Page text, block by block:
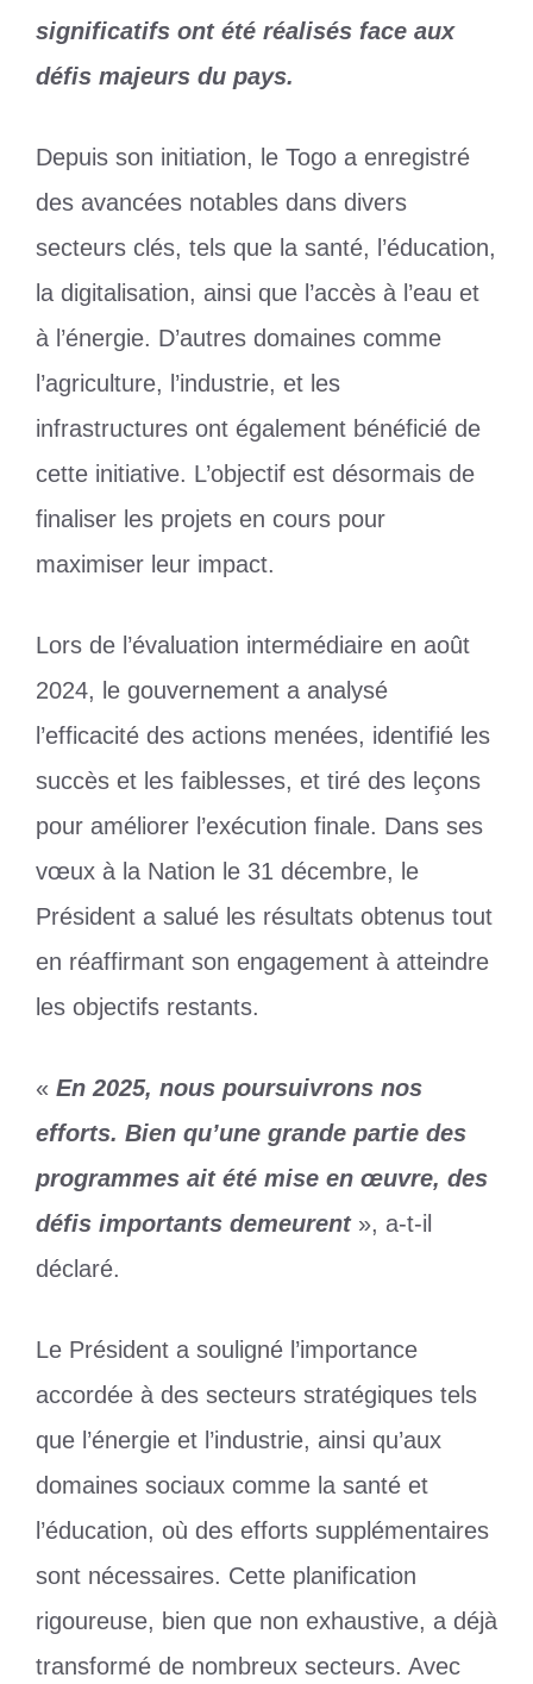
significatifs ont été réalisés face aux
défis majeurs du pays.
Depuis son initiation, le Togo a enregistré
des avancées notables dans divers
secteurs clés, tels que la santé, l’éducation,
la digitalisation, ainsi que l’accès à l’eau et
à l’énergie. D’autres domaines comme
l’agriculture, l’industrie, et les
infrastructures ont également bénéficié de
cette initiative. L’objectif est désormais de
finaliser les projets en cours pour
maximiser leur impact.
Lors de l’évaluation intermédiaire en août
2024, le gouvernement a analysé
l’efficacité des actions menées, identifié les
succès et les faiblesses, et tiré des leçons
pour améliorer l’exécution finale. Dans ses
vœux à la Nation le 31 décembre, le
Président a salué les résultats obtenus tout
en réaffirmant son engagement à atteindre
les objectifs restants.
« En 2025, nous poursuivrons nos
efforts. Bien qu’une grande partie des
programmes ait été mise en œuvre, des
défis importants demeurent », a-t-il
déclaré.
Le Président a souligné l’importance
accordée à des secteurs stratégiques tels
que l’énergie et l’industrie, ainsi qu’aux
domaines sociaux comme la santé et
l’éducation, où des efforts supplémentaires
sont nécessaires. Cette planification
rigoureuse, bien que non exhaustive, a déjà
transformé de nombreux secteurs. Avec